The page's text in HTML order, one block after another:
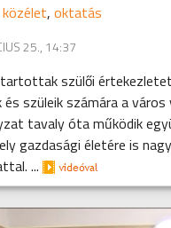
közélet, oktatás
25., 14:37
tartottak szülői
és szüleik számára a
tavaly óta működik
gazdasági életére is
...